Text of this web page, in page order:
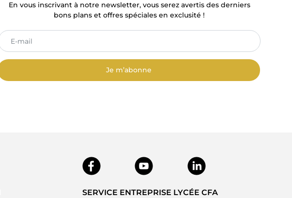
En vous inscrivant à notre newsletter, vous serez avertis des derniers
bons plans et offres spéciales en exclusité !
Je m’abonne
SERVICE ENTREPRISE LYCÉE CFA